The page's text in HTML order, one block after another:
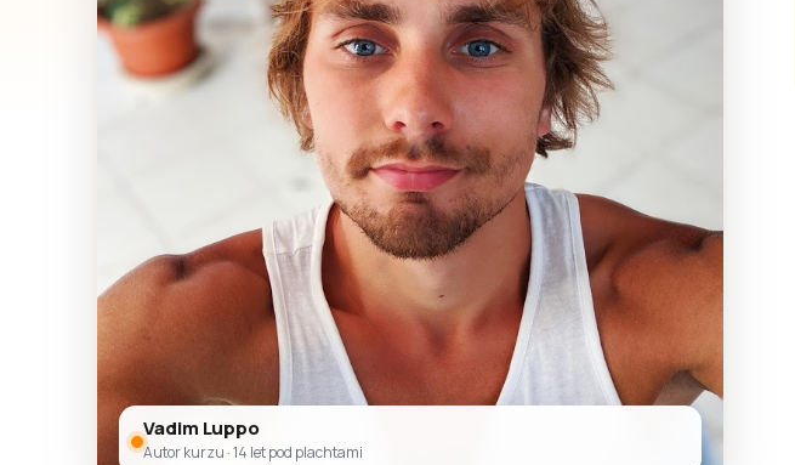
Vadim Luppo
Autor kurzu · 14 let pod plachtami